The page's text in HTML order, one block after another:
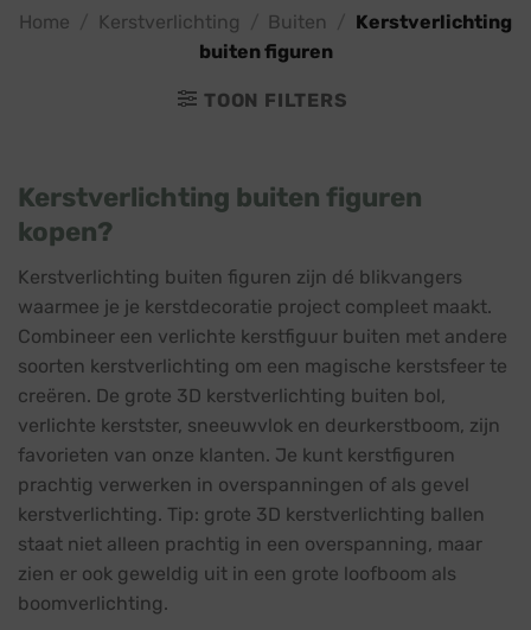
Home Kerstverlichting Buiten
Kerstverlichting
buiten figuren
TOON FILTERS
Kerstverlichting buiten figuren
kopen?
Kerstverlichting buiten figuren zijn dé blikvangers
waarmee je je kerstdecoratie project compleet maakt.
Combineer een verlichte kerstfiguur buiten met andere
soorten kerstverlichting om een magische kerstsfeer te
creëren. De grote 3D kerstverlichting buiten bol,
verlichte kerstster, sneeuwvlok en deurkerstboom, zijn
favorieten van onze klanten. Je kunt kerstfiguren
prachtig verwerken in overspanningen of als gevel
kerstverlichting. Tip: grote 3D kerstverlichting ballen
staat niet alleen prachtig in een overspanning, maar
zien er ook geweldig uit in een grote loofboom als
boomverlichting.